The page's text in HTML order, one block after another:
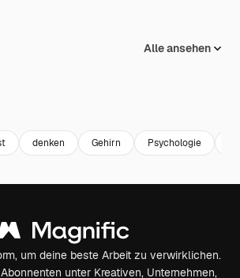
Alle ansehen
denken Gehirn Psychologie
um deine beste Arbeit zu verwirklichen.
unter Kreativen, Unternehmen,